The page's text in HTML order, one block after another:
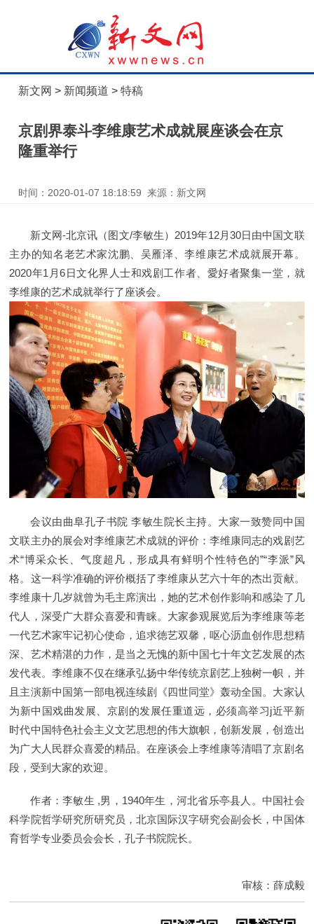
新文网 > 新闻频道 >特稿
京剧界泰斗李维康艺术成就展座谈会在京
隆重举行
时间：2020-01-07 18:18:59 来源：新文网
新文网-北京讯（图文/李敏生）2019年12月30日由中国文联
主办的知名老艺术家沈鹏、吴雁泽、李维康艺术成就展开幕。
2020年1月6日文化界人士和戏剧工作者、愛好者聚集一堂，就
李维康的艺术成就举行了座谈会。
会议由曲阜孔子书院 李敏生院长主持。大家一致赞同中国
文联主办的展会对李维康艺术成就的评价：李维康同志的戏剧艺
术“博采众长、气度超凡，形成具有鲜明个性特色的”“李派”风
格。这一科学准确的评价概括了李维康从艺六十年的杰出贡献。
李维康十几岁就曾为毛主席演出，她的艺术创作影响和感染了几
代人，深受广大群众喜爱和青睐。大家参观展览后为李维康等老
一代艺术家牢记初心使命，追求徳艺双馨，呕心沥血创作思想精
深、艺术精湛的力作，是当之无愧的新中国七十年文艺发展的杰
发代表。李维康不仅在继承弘扬中华传统京剧艺上独树一帜，并
且主演新中国第一部电视连续剧《四世同堂》轰动全国。大家认
为新中国戏曲发展、京剧的发展任重道远，必须高举习j近平新
时代中国特色社会主义文艺思想的伟大旗帜，创新发展，创造出
为广大人民群众喜爱的精品。在座谈会上李维康等清唱了京剧名
段，受到大家的欢迎。
作者：李敏生 ,男，1940年生，河北省乐亭县人。中国社会
科学院哲学研究所研究员，北京国际汉字研究会副会长，中国体
育哲学专业委员会会长，孔子书院院长。
审核：薛成毅